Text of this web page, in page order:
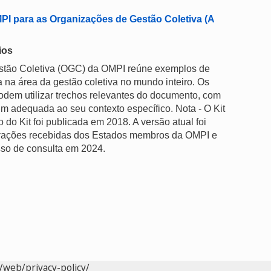
para as Organizações de Gestão Coletiva (A
Coletiva (OGC) da OMPI reúne exemplos de
área da gestão coletiva no mundo inteiro. Os
utilizar trechos relevantes do documento, com
adequada ao seu contexto específico. Nota - O Kit
do Kit foi publicada em 2018. A versão atual foi
recebidas dos Estados membros da OMPI e
de consulta em 2024.
privacy-policy/